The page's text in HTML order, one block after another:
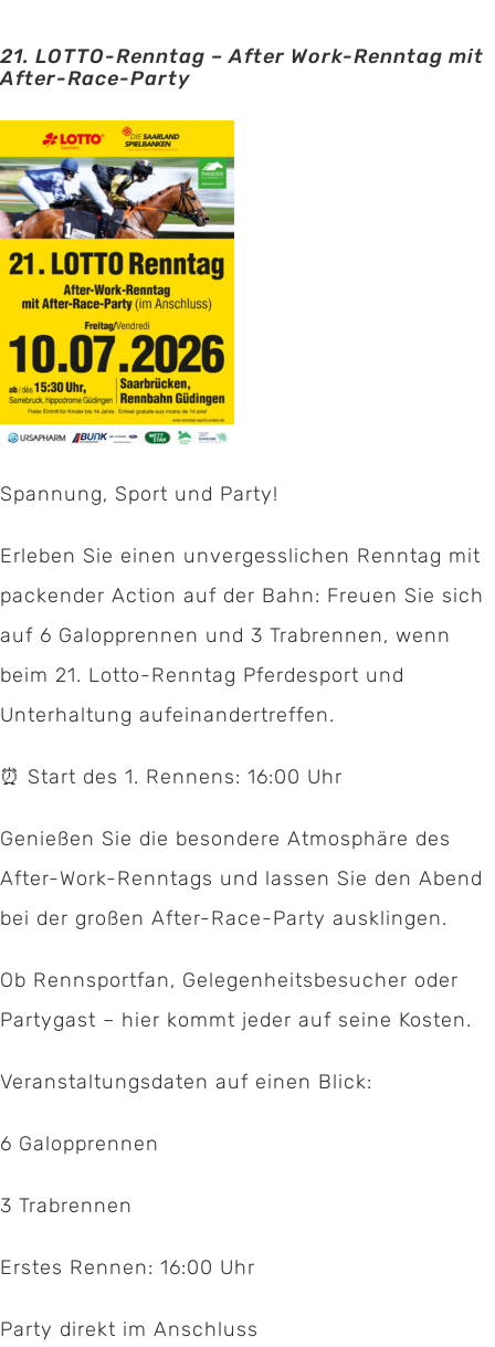
21. LOTTO-Renntag – After Work-Renntag mit
After-Race-Party
Spannung, Sport und Party!
Erleben Sie einen unvergesslichen Renntag mit
packender Action auf der Bahn: Freuen Sie sich
auf 6 Galopprennen und 3 Trabrennen, wenn
beim 21. Lotto-Renntag Pferdesport und
Unterhaltung aufeinandertreffen.
⏰ Start des 1. Rennens: 16:00 Uhr
Genießen Sie die besondere Atmosphäre des
After-Work-Renntags und lassen Sie den Abend
bei der großen After-Race-Party ausklingen.
Ob Rennsportfan, Gelegenheitsbesucher oder
Partygast – hier kommt jeder auf seine Kosten.
Veranstaltungsdaten auf einen Blick:
6 Galopprennen
3 Trabrennen
Erstes Rennen: 16:00 Uhr
Party direkt im Anschluss
Geschäftsstelle Pferdesportverband Saar e.V.
Hermann-Neuberger-Sportschule 7